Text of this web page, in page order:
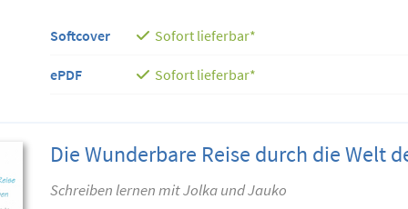
Softcover Sofort lieferbar*
ePDF Sofort lieferbar*
Die Wunderbare Reise durch die Welt
Schreiben lernen mit Jolka und Jauko